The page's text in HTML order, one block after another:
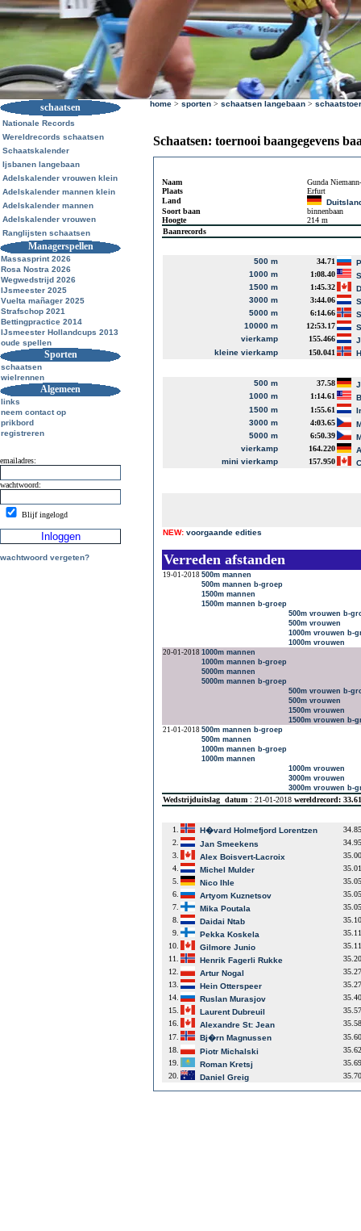
schaatsen
Nationale Records
Wereldrecords schaatsen
Schaatskalender
Ijsbanen langebaan
Adelskalender vrouwen klein
Adelskalender mannen klein
Adelskalender mannen
Adelskalender vrouwen
Ranglijsten schaatsen
Managerspellen
Massasprint 2026
Rosa Nostra 2026
Wegwedstrijd 2026
IJsmeester 2025
Vuelta mañager 2025
Strafschop 2021
Bettingpractice 2014
IJsmeester Hollandcups 2013
oude spellen
Sporten
schaatsen
wielrennen
Algemeen
links
neem contact op
prikbord
registreren
emailadres:
wachtwoord:
Blijf ingelogd
wachtwoord vergeten?
home > sporten > schaatsen langebaan >
Schaatsen: toernooi baangegevens
Naam
Gunda
Plaats
Erfurt
Land
Soort baan
binnenbaan
Hoogte
214 m
Baanrecords
500 m 34.71
1000 m
1:08.40
1500 m
1:45.32
3000 m
3:44.06
5000 m
6:14.66
10000 m
12:53.17
vierkamp
155.466
kleine vierkamp
150.041
500 m 37.58
1000 m
1:14.61
1500 m
1:55.61
3000 m
4:03.65
5000 m
6:50.39
vierkamp
164.220
mini vierkamp
157.950
NEW: voorgaande edities
Verreden afstanden
19-01-2018 500m mannen
500m mannen b-groep
1500m mannen
1500m mannen b-groep
500m vrouwen b-
500m vrouwen
1000m vrouwen b-
1000m vrouwen
20-01-2018 1000m mannen
1000m mannen b-groep
5000m mannen
5000m mannen b-groep
500m vrouwen b-
500m vrouwen
1500m vrouwen
1500m vrouwen b-
21-01-2018 500m mannen b-groep
500m mannen
1000m mannen b-groep
1000m mannen
1000m vrouwen
3000m vrouwen
3000m vrouwen b-
Wedstrijduitslag datum : 21-01-2018 wereldrecord:
1. H�vard Holmefjord Lorentzen
34.85
2.
Jan Smeekens
34.95
3.
Alex Boisvert-Lacroix
35.00
4.
Michel Mulder
35.01
5.
Nico Ihle
35.05
6.
Artyom Kuznetsov
35.05
7.
Mika Poutala
35.05
8.
Daidai Ntab
35.10
9.
Pekka Koskela
35.11
10.
Gilmore Junio
35.11
11.
Henrik Fagerli Rukke
35.20
12.
Artur Nogal
35.27
13.
Hein Otterspeer
35.27
14.
Ruslan Murasjov
35.40
15.
Laurent Dubreuil
35.57
16.
Alexandre St: Jean
35.58
17.
Bj�rn Magnussen
35.60
18.
Piotr Michalski
35.62
19.
Roman Kretsj
35.69
20.
Daniel Greig 35.70